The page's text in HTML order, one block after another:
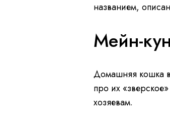
названием,
Мейн-кун
Домашняя кошка
про их
хозяевам.